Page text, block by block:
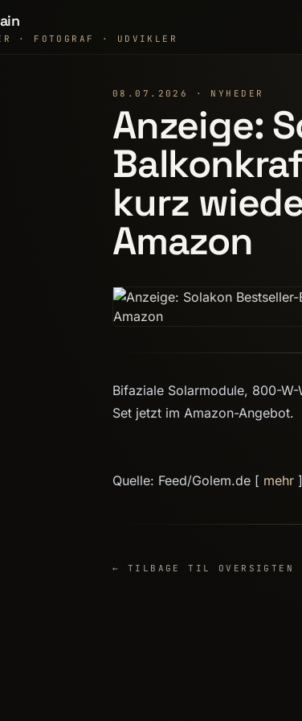
· FOTOGRAF · UDVIKLER
08.07.2026 · NYHEDER
Anzeige:
kurz
Amazon
Bifaziale Solarmodule, 800-
Set jetzt im Amazon-Angebot.
Quelle: Feed/Golem.de [ mehr ]
← TILBAGE TIL OVERSIGTEN